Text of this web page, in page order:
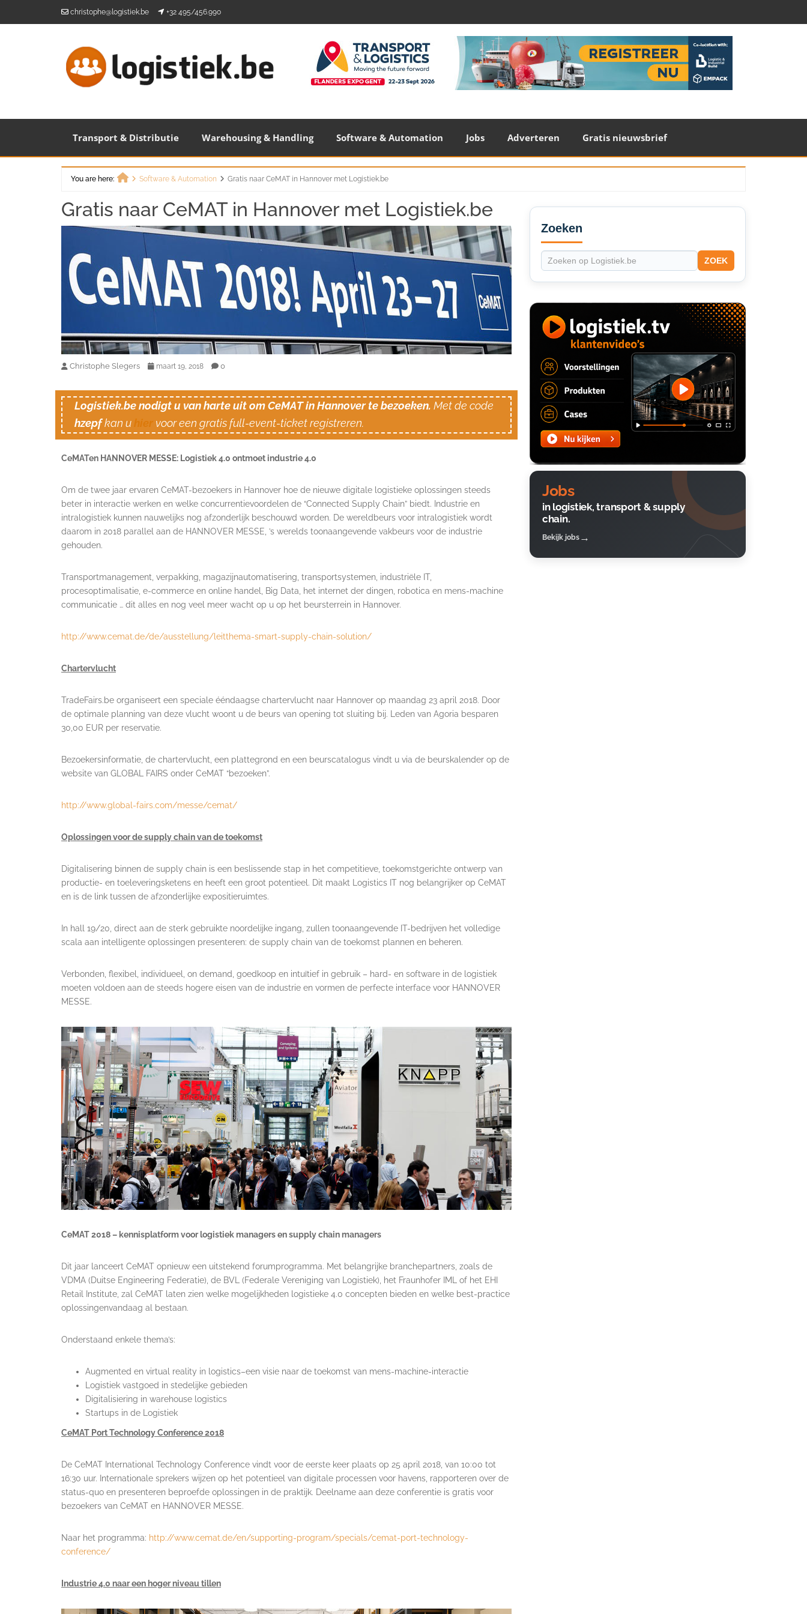
christophe@logistiek.be +32 495/456.990
Transport & Distributie Warehousing & Handling Software & Automation Jobs Adverteren Gratis nieuwsbrief
You are here:
Software & Automation Gratis naar CeMAT in Hannover met Logistiek.be
Gratis naar CeMAT in Hannover met Logistiek.be
Christophe Slegers maart 19, 2018 0
Logistiek.be nodigt u van harte uit om CeMAT in Hannover te bezoeken. Met de code
hzepfkan u hier voor een gratis full-event-ticket registreren.
CeMATen HANNOVER MESSE: Logistiek 4.0 ontmoet industrie 4.0
Om de twee jaar ervaren CeMAT-bezoekers in Hannover hoe de nieuwe digitale logistieke oplossingen steeds
beter in interactie werken en welke concurrentievoordelen de “Connected Supply Chain” biedt. Industrie en
intralogistiek kunnen nauwelijks nog afzonderlijk beschouwd worden. De wereldbeurs voor intralogistiek wordt
daarom in 2018 parallel aan de HANNOVER MESSE, ’s werelds toonaangevende vakbeurs voor de industrie
gehouden.
Transportmanagement, verpakking, magazijnautomatisering, transportsystemen, industriële IT,
procesoptimalisatie, e-commerce en online handel, Big Data, het internet der dingen, robotica en mens-machine
communicatie … dit alles en nog veel meer wacht op u op het beursterrein in Hannover.
http://www.cemat.de/de/ausstellung/leitthema-smart-supply-chain-solution/
Chartervlucht
TradeFairs.be organiseert een speciale ééndaagse chartervlucht naar Hannover op maandag 23 april 2018. Door
de optimale planning van deze vlucht woont u de beurs van opening tot sluiting bij. Leden van Agoria besparen
30,00 EUR per reservatie.
Bezoekersinformatie, de chartervlucht, een plattegrond en een beurscatalogus vindt u via de beurskalender op de
website van GLOBAL FAIRS onder CeMAT “bezoeken”.
http://www.global-fairs.com/messe/cemat/
Oplossingen voor de supply chain van de toekomst
Digitalisering binnen de supply chain is een beslissende stap in het competitieve, toekomstgerichte ontwerp van
productie- en toeleveringsketens en heeft een groot potentieel. Dit maakt Logistics IT nog belangrijker op CeMAT
en is de link tussen de afzonderlijke expositieruimtes.
In hall 19/20, direct aan de sterk gebruikte noordelijke ingang, zullen toonaangevende IT-bedrijven het volledige
scala aan intelligente oplossingen presenteren: de supply chain van de toekomst plannen en beheren.
Verbonden, flexibel, individueel, on demand, goedkoop en intuïtief in gebruik – hard- en software in de logistiek
moeten voldoen aan de steeds hogere eisen van de industrie en vormen de perfecte interface voor HANNOVER
MESSE.
CeMAT 2018 – kennisplatform voor logistiek managers en supply chain managers
Dit jaar lanceert CeMAT opnieuw een uitstekend forumprogramma. Met belangrijke branchepartners, zoals de
VDMA (Duitse Engineering Federatie), de BVL (Federale Vereniging van Logistiek), het Fraunhofer IML of het EHI
Retail Institute, zal CeMAT laten zien welke mogelijkheden logistieke 4.0 concepten bieden en welke best-practice
oplossingenvandaag al bestaan.
Onderstaand enkele thema’s:
Augmented en virtual reality in logistics–een visie naar de toekomst van mens-machine-interactie
Logistiek vastgoed in stedelijke gebieden
Digitalisiering in warehouse logistics
Startups in de Logistiek
CeMAT Port Technology Conference 2018
De CeMAT International Technology Conference vindt voor de eerste keer plaats op 25 april 2018, van 10:00 tot
16:30 uur. Internationale sprekers wijzen op het potentieel van digitale processen voor havens, rapporteren over de
status-quo en presenteren beproefde oplossingen in de praktijk. Deelname aan deze conferentie is gratis voor
bezoekers van CeMAT en HANNOVER MESSE.
Naar het programma: http://www.cemat.de/en/supporting-program/specials/cemat-port-technology-
conference/
Industrie 4.0 naar een hoger niveau tillen
Secondary
Sidebar
Zoeken
ZOEK
Jobs
in logistiek, transport & supply
chain.
Bekijk jobs